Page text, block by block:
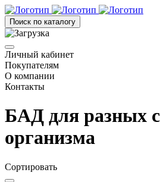
Поиск по каталогу
Личный кабинет
Покупателям
О компании
Контакты
БАД для разных
организма
Сортировать